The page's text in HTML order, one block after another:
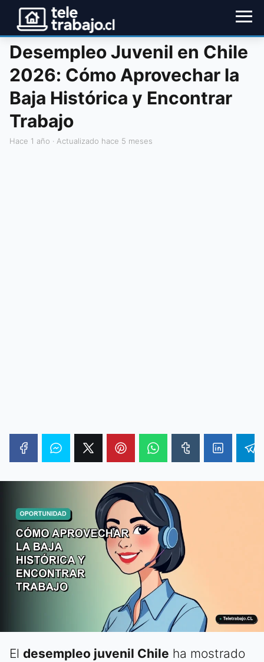
Desempleo Juvenil en Chile
2026: Cómo Aprovechar la
Baja Histórica y Encontrar
Trabajo
hace 1 año · Actualizado hace 5 meses
El desempleo juvenil Chile ha mostrado